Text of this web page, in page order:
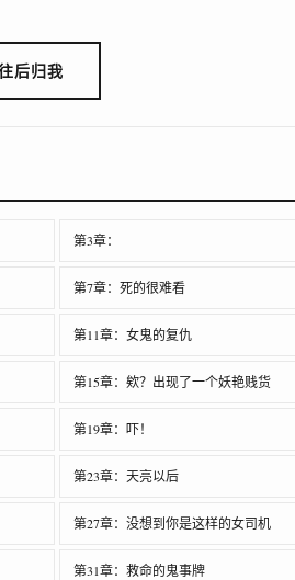
后归我
第3章：
第7章：死的很难看
第11章：女鬼的复仇
第15章：欸？出现了一个妖艳贱货
第19章：吓！
第23章：天亮以后
第27章：没想到你是这样的女司机
第31章：救命的鬼事牌